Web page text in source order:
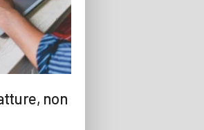
non